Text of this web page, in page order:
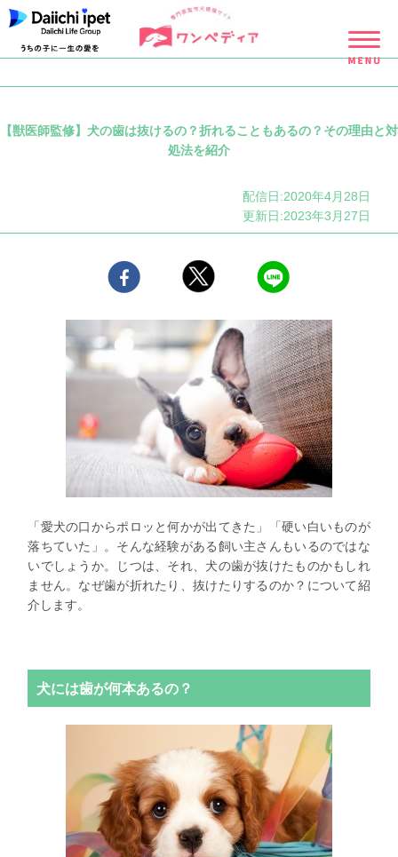
【獣医師監修】犬の歯は抜けるの？折れることもあるの？その理由と対
処法を紹介
配信日:2020年4月28日
更新日:2023年3月27日
「愛犬の口からポロッと何かが出てきた」「硬い白いものが
落ちていた」。そんな経験がある飼い主さんもいるのではな
いでしょうか。じつは、それ、犬の歯が抜けたものかもしれ
ません。なぜ歯が折れたり、抜けたりするのか？について紹
介します。
犬には歯が何本あるの？